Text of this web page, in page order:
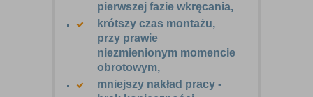
pierwszej fazie wkręcania,
krótszy czas montażu,
przy prawie
niezmienionym momencie
obrotowym,
mniejszy nakład pracy -